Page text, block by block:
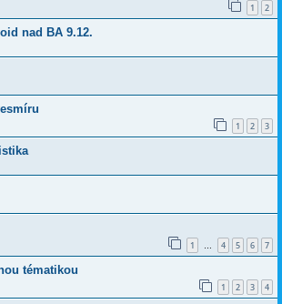
1 2
nad BA 9.12.
1 2 3
1 … 4 5 6 7
tématikou
1 2 3 4